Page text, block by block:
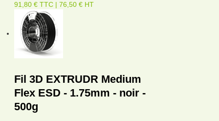
91,80 € TTC | 76,50 € HT
Fil 3D EXTRUDR Medium
Flex ESD - 1.75mm - noir -
500g